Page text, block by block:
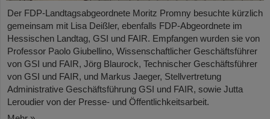
Der FDP-Landtagsabgeordnete Moritz Promny besuchte kürzlich
gemeinsam mit Lisa Deißler, ebenfalls FDP-Abgeordnete im
Hessischen Landtag, GSI und FAIR. Empfangen wurden sie von
Professor Paolo Giubellino, Wissenschaftlicher Geschäftsführer
von GSI und FAIR, Jörg Blaurock, Technischer Geschäftsführer
von GSI und FAIR, und Markus Jaeger, Stellvertretung
Administrative Geschäftsführung GSI und FAIR, sowie Jutta
Leroudier von der Presse- und Öffentlichkeitsarbeit.